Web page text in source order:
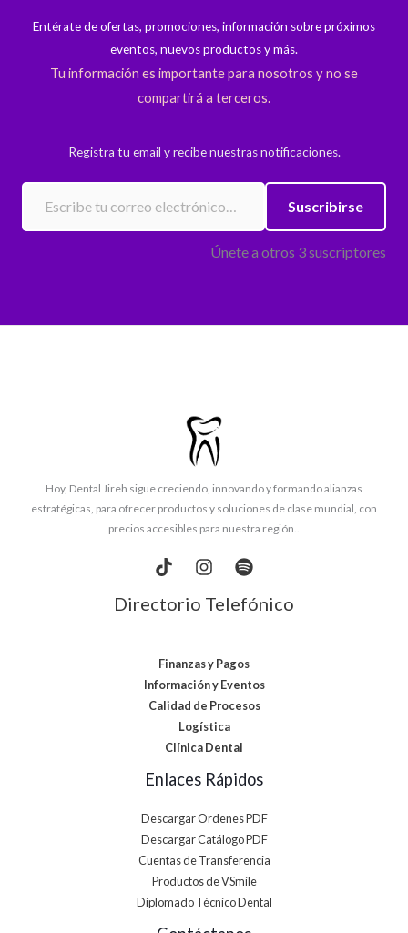
Entérate de ofertas, promociones, información sobre próximos
eventos, nuevos productos y más.
Tu información es importante para nosotros y no se
compartirá a terceros.
Registra tu email y recibe nuestras notificaciones.
Escribe tu correo electrónico…
Suscribirse
Únete a otros 3 suscriptores
Hoy, Dental Jireh sigue creciendo, innovando y formando alianzas
estratégicas, para ofrecer productos y soluciones de clase mundial, con
precios accesibles para nuestra región..
Directorio Telefónico
Finanzas y Pagos
Información y Eventos
Calidad de Procesos
Logística
Clínica Dental
Enlaces Rápidos
Descargar Ordenes PDF
Descargar Catálogo PDF
Cuentas de Transferencia
Productos de VSmile
Diplomado Técnico Dental